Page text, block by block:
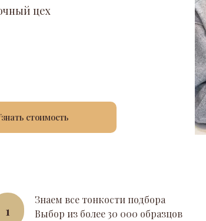
цех
стоимость
Знаем все тонкости подбора
Выбор из более 30 000 образцов
1